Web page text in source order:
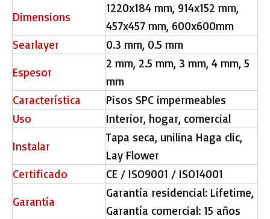
Dimensions
1220x184 mm, 914x152 mm,
457x457 mm, 600x600mm
Searlayer
0.3 mm, 0.5 mm
Espesor
2 mm, 2.5 mm, 3 mm, 4 mm, 5
mm
Característica
Pisos SPC impermeables
Uso
Interior, hogar, comercial
Instalar
Tapa seca, unilina Haga clic,
Lay Flower
Certificado
CE / ISO9001 / ISO14001
Garantía
Garantía residencial: Lifetime,
Garantía comercial: 15 años